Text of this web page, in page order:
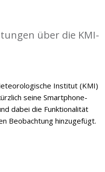
über die KMI-
Institut (KMI)
seine Smartphone-
dabei die Funktionalität
Beobachtung hinzugefügt.